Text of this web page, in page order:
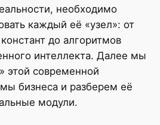
необходимо
каждый её «узел»: от
до алгоритмов
интеллекта. Далее мы
этой современной
бизнеса и разберем её
модули.